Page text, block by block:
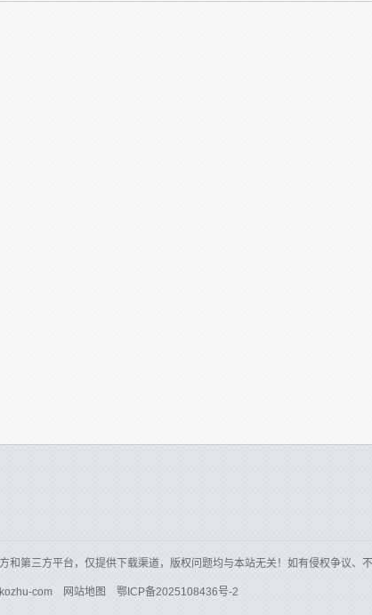
和第三方平台，仅提供下载渠道，版权问题均与本站无关！如有侵权争议、
com 网站地图 鄂ICP备2025108436号-2